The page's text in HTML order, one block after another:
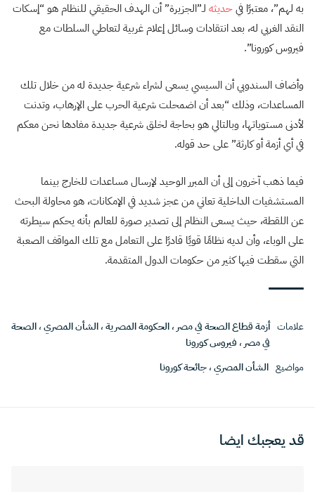
به لهم”، معتبرًا فيحديثه لـ”الجزيرة” أن الهدف الحقيقي للنظام هو “إسكات
النقد الغربي له، بعد انتقادات وسائل إعلام غربية لتعاطي السلطات مع
فيروس كورونا”.
وأضاف السندوبي أن السيسي يسعى لشراء شرعية جديدة له من خلال تلك
المساعدات، وذلك “بعد أن اضمحلت شرعية الحرب على الإرهاب، وتدنت
لأدنى مستوياتها، وبالتالي هو بحاجة لخلق شرعية جديدة مفادها نحن معكم
في أي أزمة أو كارثة” على حد قوله.
فيما ذهب آخرون إلى أن المبرر الوحيد لإرسال مساعدات للخارج بينما
المستشفيات الداخلية تعاني من عجز شديد في الإمكانات، هو محاولة البحث
عن اللقطة، حيث يسعى النظام إلى تصدير صورة للعالم بأنه يحكم سيطرته
على الوباء، وأن لديه نظامًا قويًا قادرًا على التعامل مع تلك المواقف الصعبة
التي سقطت فيها كثير من حكومات الدول المتقدمة.
علامات أزمة قطاع الصحة في مصر ،الحكومة المصرية،الشأن المصري،الصحة
في مصر ، فيروس كورونا
مواضيع الشأن المصري،جائحة كورونا
قد يعجبك ايضا